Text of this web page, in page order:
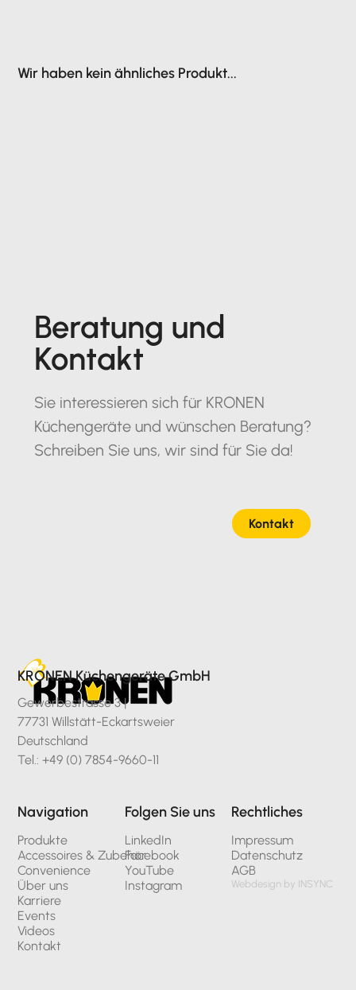
Wir haben kein ähnliches Produkt...
Beratung und
Kontakt
Sie interessieren sich für KRONEN
Küchengeräte und wünschen Beratung?
Schreiben Sie uns, wir sind für Sie da!
Kontakt
KRONEN Küchengeräte GmbH
Gewerbestrasse 3 |
77731 Willstätt-Eckartsweier
Deutschland
Tel.: +49 (0) 7854-9660-11
Navigation
Produkte
Accessoires & Zubehör
Convenience
Über uns
Karriere
Events
Videos
Kontakt
Folgen Sie uns
LinkedIn
Facebook
YouTube
Instagram
Rechtliches
Impressum
Datenschutz
AGB
Webdesign by INSYNC